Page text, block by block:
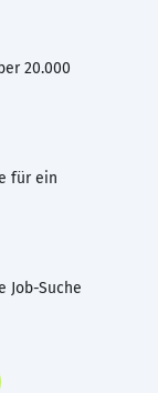
20.000
für ein
Job-Suche